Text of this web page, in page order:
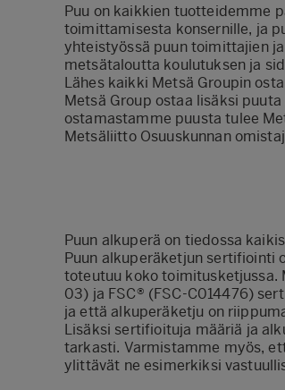
Puu on kaikkien tuotteidemme
toimittamisesta konsernille, ja
yhteistyössä puun toimittajien
metsätaloutta koulutuksen ja
Lähes kaikki Metsä Groupin
Metsä Group ostaa lisäksi
ostamastamme puusta tulee
Metsäliitto Osuuskunnan
Puun alkuperä on tiedossa
Puun alkuperäketjun sertifiointi
toteutuu koko toimitusketjussa.
03) ja FSC® (FSC-C014476)
ja että alkuperäketju on
Lisäksi sertifioituja määriä ja
tarkasti. Varmistamme myös,
ylittävät ne esimerkiksi